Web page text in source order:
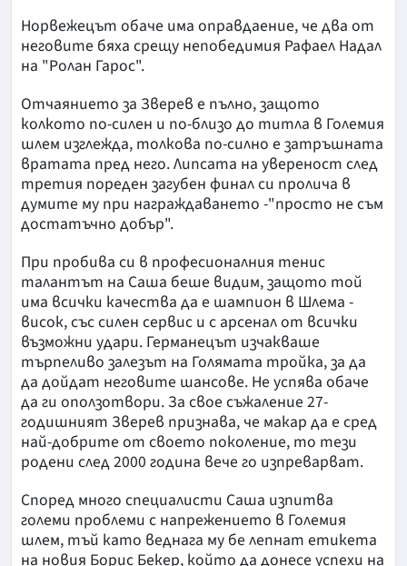
Норвежецът обаче има оправдаение, че два от
неговите бяха срещу непобедимия Рафаел Надал
на "Ролан Гарос".
Отчаянието за Зверев е пълно, защото
колкото по-силен и по-близо до титла в Големия
шлем изглежда, толкова по-силно е затръшната
вратата пред него. Липсата на увереност след
третия пореден загубен финал си пролича в
думите му при награждаването -"просто не съм
достатъчно добър".
При пробива си в професионалния тенис
талантът на Саша беше видим, защото той
има всички качества да е шампион в Шлема -
висок, със силен сервис и с арсенал от всички
възможни удари. Германецът изчакваше
търпеливо залезът на Голямата тройка, за да
да дойдат неговите шансове. Не успява обаче
да ги оползотвори. За свое съжаление 27-
годишният Зверев признава, че макар да е сред
най-добрите от своето поколение, то тези
родени след 2000 година вече го изпреварват.
Според много специалисти Саша изпитва
големи проблеми с напрежението в Големия
шлем, тъй като веднага му бе лепнат етикета
на новия Борис Бекер, който да донесе успехи на